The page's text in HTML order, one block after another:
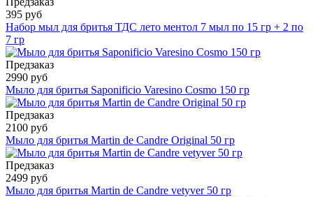
395 руб
Набор мыл для бритья ТДС лето ментол 7 мыл по 15 гр + 2 по
7 гр
Предзаказ
2990 руб
Мыло для бритья Saponificio Varesino Cosmo 150 гр
Предзаказ
2100 руб
Мыло для бритья Martin de Candre Original 50 гр
Предзаказ
2499 руб
Мыло для бритья Martin de Candre vetyver 50 гр